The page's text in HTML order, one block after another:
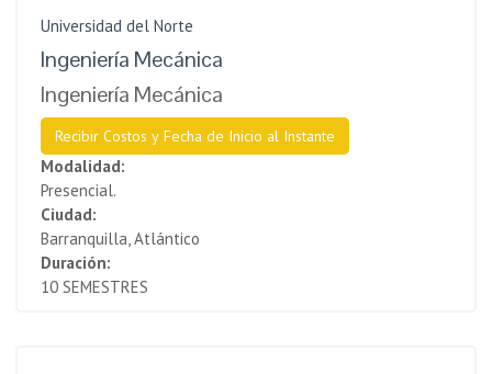
Universidad del Norte
Ingeniería Mecánica
Ingeniería Mecánica
Recibir Costos y Fecha de Inicio al Instante
Modalidad:
Presencial.
Ciudad:
Barranquilla, Atlántico
Duración:
10 SEMESTRES